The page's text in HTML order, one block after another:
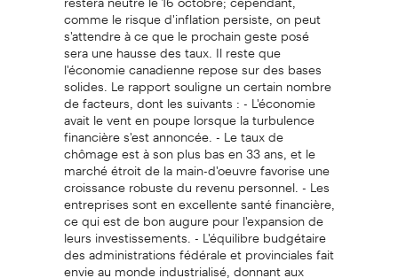
comme le risque d'inflation persiste, on peut
s'attendre à ce que le prochain geste posé
sera une hausse des taux. Il reste que
l'économie canadienne repose sur des bases
solides. Le rapport souligne un certain nombre
de facteurs, dont les suivants : - L'économie
avait le vent en poupe lorsque la turbulence
financière s'est annoncée. - Le taux de
chômage est à son plus bas en 33 ans, et le
marché étroit de la main-d'oeuvre favorise une
croissance robuste du revenu personnel. - Les
entreprises sont en excellente santé financière,
ce qui est de bon augure pour l'expansion de
leurs investissements. - L'équilibre budgétaire
des administrations fédérale et provinciales fait
envie au monde industrialisé, donnant aux